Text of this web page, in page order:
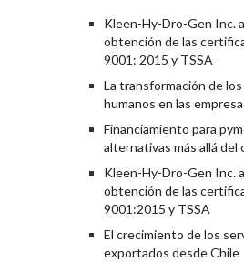
Kleen-Hy-Dro-Gen Inc.
obtención de las
9001: 2015 y TSSA
La transformación de
humanos en las
Financiamiento para
alternativas más allá del
Kleen-Hy-Dro-Gen Inc.
obtención de las
9001:2015 y TSSA
El crecimiento de los
exportados desde Chile